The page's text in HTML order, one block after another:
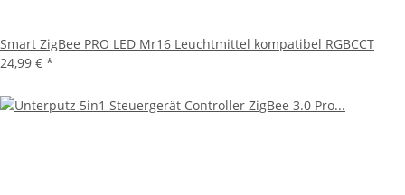
Smart ZigBee PRO LED Mr16 Leuchtmittel kompatibel RGBCCT
24,99 € *